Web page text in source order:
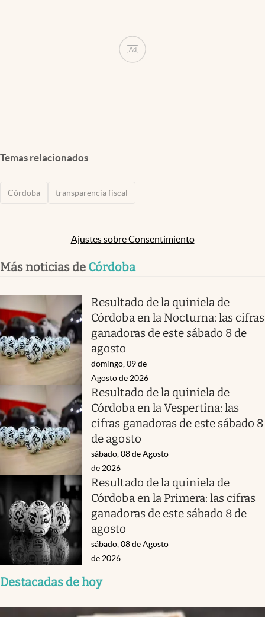
Ad
Temas relacionados
Córdoba transparencia fiscal
Ajustes sobre Consentimiento
Más noticias de Córdoba
Resultado de la quiniela de
Córdoba en la Nocturna: las cifras
ganadoras de este sábado 8 de
agosto
domingo, 09 de
Agosto de 2026
Resultado de la quiniela de
Córdoba en la Vespertina: las
cifras ganadoras de este sábado 8
de agosto
sábado, 08 de Agosto
de 2026
Resultado de la quiniela de
Córdoba en la Primera: las cifras
ganadoras de este sábado 8 de
agosto
sábado, 08 de Agosto
de 2026
Destacadas de hoy